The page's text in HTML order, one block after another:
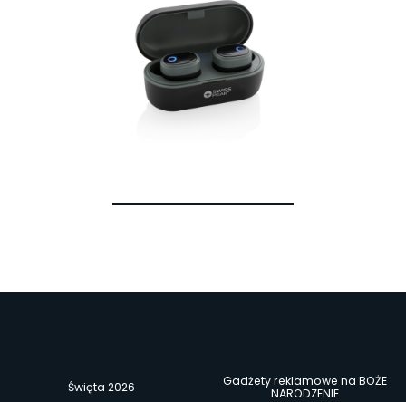
Święta 2026
Gadżety reklamowe na BOŻE
NARODZENIE